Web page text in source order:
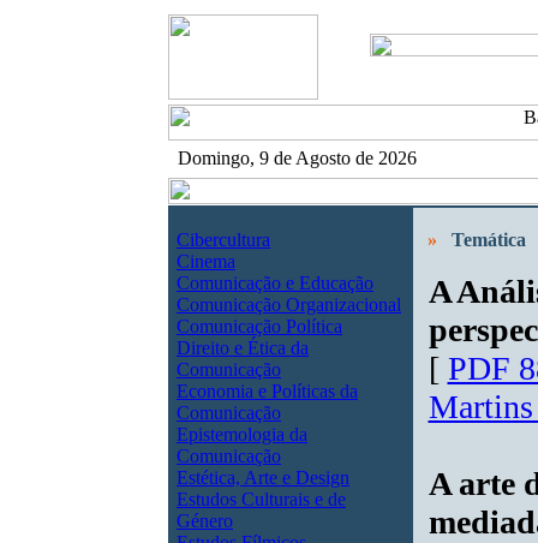
Domingo, 9 de Agosto de 2026
Cibercultura
Cinema
Comunicação e Educação
Comunicação Organizacional
Comunicação Política
Direito e Ética da
Comunicação
Economia e Políticas da
Comunicação
Epistemologia da
Comunicação
Estética, Arte e Design
Estudos Culturais e de
Género
» Temática
A
[ PDF
A arte